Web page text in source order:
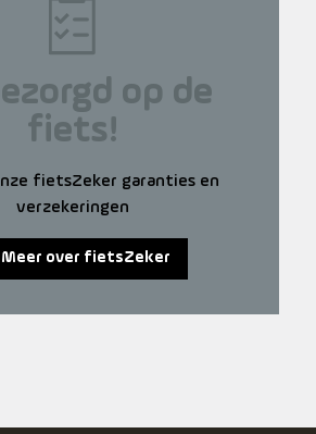
op de
fiets!
fietsZeker garanties en
verzekeringen
Meer over fietsZeker